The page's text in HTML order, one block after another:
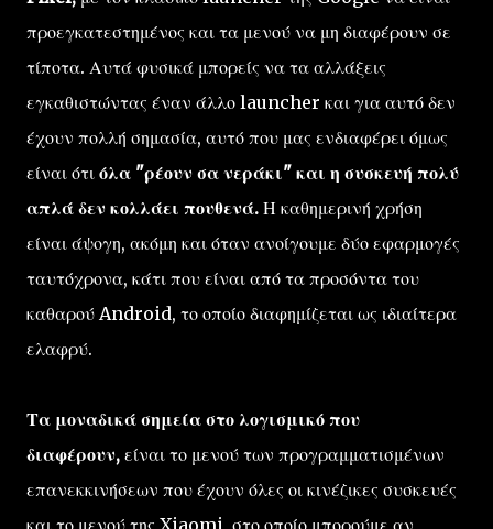
προεγκατεστημένος και τα μενού να μη διαφέρουν σε
τίποτα. Αυτά φυσικά μπορείς να τα αλλάξεις
εγκαθιστώντας έναν άλλο launcher και για αυτό δεν
έχουν πολλή σημασία, αυτό που μας ενδιαφέρει όμως
είναι ότι όλα "ρέουν σα νεράκι" και η συσκευή πολύ
απλά δεν κολλάει πουθενά. Η καθημερινή χρήση
είναι άψογη, ακόμη και όταν ανοίγουμε δύο εφαρμογές
ταυτόχρονα, κάτι που είναι από τα προσόντα του
καθαρού Android, το οποίο διαφημίζεται ως ιδιαίτερα
ελαφρύ.
Τα μοναδικά σημεία στο λογισμικό που
διαφέρουν, είναι το μενού των προγραμματισμένων
επανεκκινήσεων που έχουν όλες οι κινέζικες συσκευές